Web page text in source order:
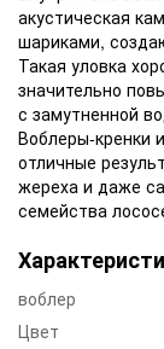
акустическая
шариками,
Такая уловка
значительно
с замутненной
Воблеры-кренки
отличные
жереха и даже
семейства
воблер
Цвет